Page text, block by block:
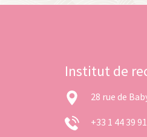
Institut de
28 rue de
+33 1 44 39